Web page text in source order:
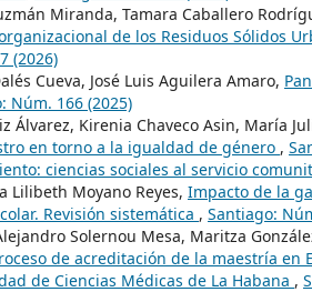
Miranda, Tamara Caballero
de los Residuos Sólidos
(2026)
Cueva, José Luis Aguilera Amaro,
Núm. 166 (2025)
Álvarez, Kirenia Chaveco Asin, María
en torno a la igualdad de género ,
ciencias sociales al servicio
Lilibeth Moyano Reyes, Impacto de la
Revisión sistemática , Santiago:
Solernou Mesa, Maritza
de acreditación de la maestría en
de Ciencias Médicas de La Habana ,